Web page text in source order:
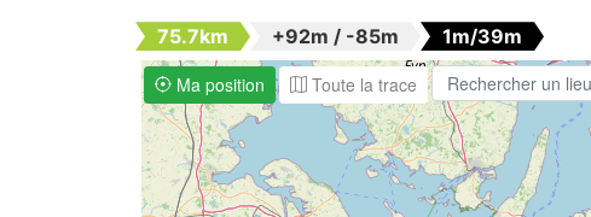
75.7km +92m / -85m
1m/39m
Ma position
Toute la trace